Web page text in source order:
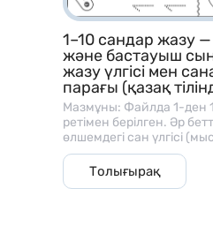
1–10 сандар жазу
және бастауыш
жазу үлгісі мен
парағы (қазақ
Мазмұны: Файлда 1-ден 10-ға дейінгі сандар
ретімен берілген. Әр бетте: • Үлкен және
өлшемдегі сан үлгісі
санға сәйкес зат
және т.б.) • Балаларға арналған жазу
сызықтары, яғни сызық
Толығырақ